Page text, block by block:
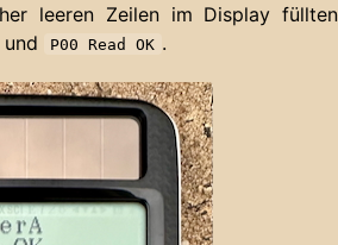
leeren Zeilen im Display füllten
und P00 Read OK .